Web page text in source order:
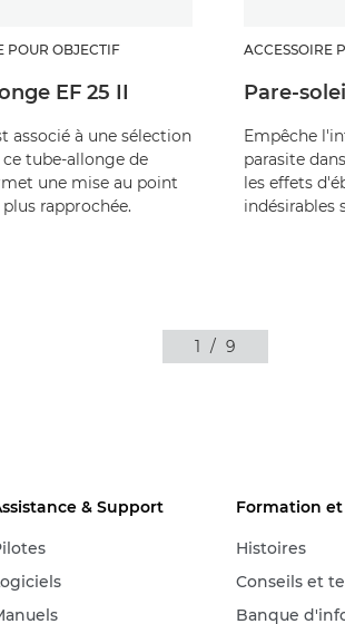
POUR OBJECTIF
EF 25 II
associé à une sélection
tube-allonge de
une mise au point
rapprochée.
ACCESSOIRE
Pare-
Empêche
parasite
les effets
indésirables
1 / 9
& Support Formation
Histoires
Conseils et
Banque